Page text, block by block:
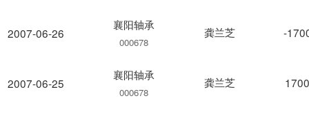
2007-06-26
2007-06-25
襄阳轴承
000678
龚兰芝 -
襄阳轴承
000678
龚兰芝